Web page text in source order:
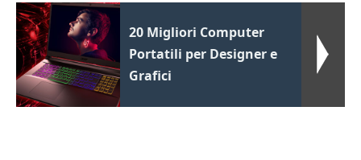
20 Migliori Computer
Portatili per Designer e
Grafici